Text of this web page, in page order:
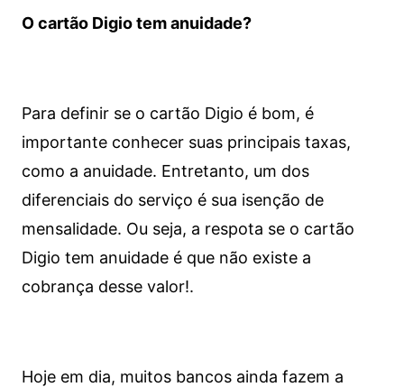
O cartão Digio tem anuidade?
Para definir se o cartão Digio é bom, é
importante conhecer suas principais taxas,
como a anuidade. Entretanto, um dos
diferenciais do serviço é sua isenção de
mensalidade. Ou seja, a respota se o cartão
Digio tem anuidade é que não existe a
cobrança desse valor!.
Hoje em dia, muitos bancos ainda fazem a